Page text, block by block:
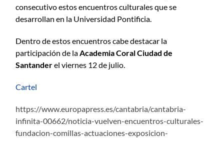
consecutivo estos encuentros culturales que se
desarrollan en la Universidad Pontificia.
Dentro de estos encuentros cabe destacar la
participación de laAcademia Coral Ciudad de
Santanderel viernes 12 de julio.
Cartel
https://www.europapress.es/cantabria/cantabria-
infinita-00662/noticia-vuelven-encuentros-culturales-
fundacion-comillas-actuaciones-exposicion-